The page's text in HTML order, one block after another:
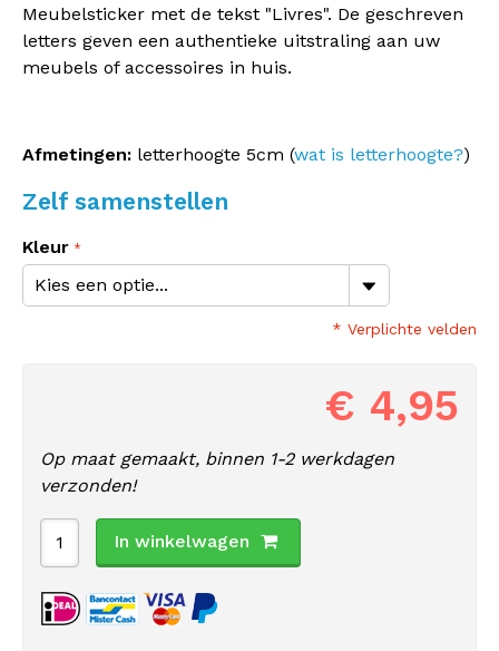
Meubelsticker met de tekst "Livres". De geschreven
letters geven een authentieke uitstraling aan uw
meubels of accessoires in huis.
Afmetingen: letterhoogte 5cm (wat is letterhoogte?)
Zelf samenstellen
Kleur
* Verplichte velden
€ 4,95
Op maat gemaakt, binnen 1-2 werkdagen
verzonden!
In winkelwagen